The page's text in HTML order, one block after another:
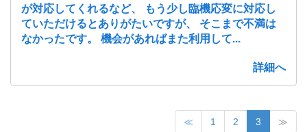
が対応してくれるなど、 もう少し臨機応変に対応し
ていただけるとありがたいですが、 そこまで不満は
なかったです。 機会があればまた利用して...
詳細へ
≪ 1 2 3 ≫